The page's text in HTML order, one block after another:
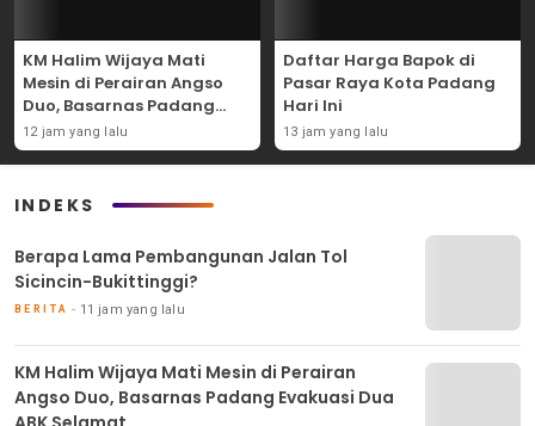
KM Halim Wijaya Mati
Mesin di Perairan Angso
Duo, Basarnas Padang
Evakuasi Dua ABK Selamat
12 jam yang lalu
Daftar Harga Bapok di
Pasar Raya Kota Padang
Hari Ini
13 jam yang lalu
INDEKS
Berapa Lama Pembangunan Jalan Tol
Sicincin-Bukittinggi?
BERITA 11 jam yang lalu
KM Halim Wijaya Mati Mesin di Perairan
Angso Duo, Basarnas Padang Evakuasi Dua